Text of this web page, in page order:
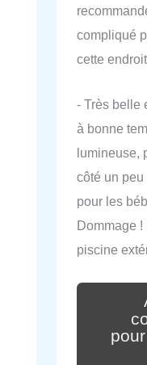
compliqué
cette endroit.
- Très belle
à bonne
lumineuse,
côté un
pour les
Dommage
piscine